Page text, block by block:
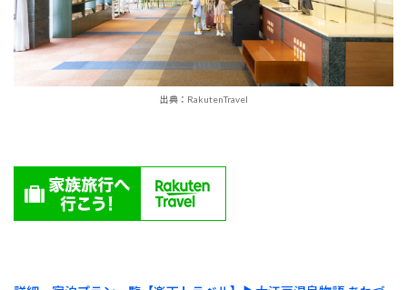
出典：RakutenTravel